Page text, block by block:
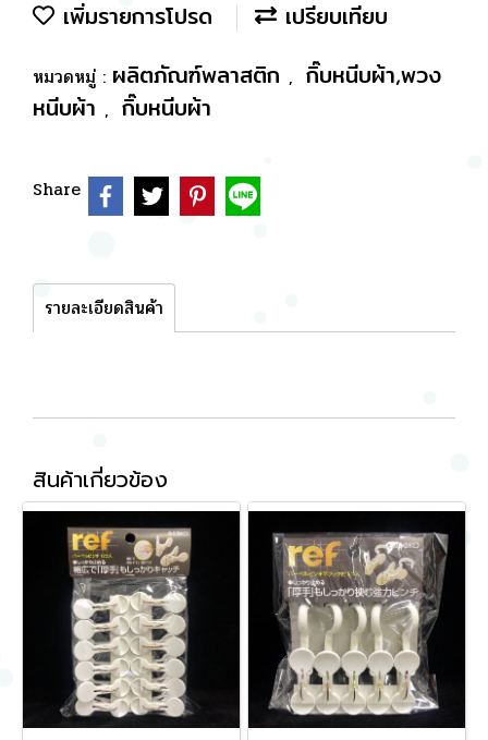
เพิ่มรายการโปรด เปรียบเทียบ
หมวดหมู่ : ผลิตภัณฑ์พลาสติก , กิ๊บหนีบผ้า,พวง
หนีบผ้า , กิ๊บหนีบผ้า
Share
รายละเอียดสินค้า
สินค้าเกี่ยวข้อง